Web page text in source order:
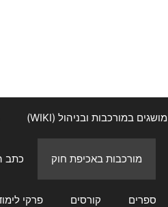
מושגים במורכבות ובניהול (WIKI)
מורכבות באכיפת חוק כתב
ספרים קורסים פרקי